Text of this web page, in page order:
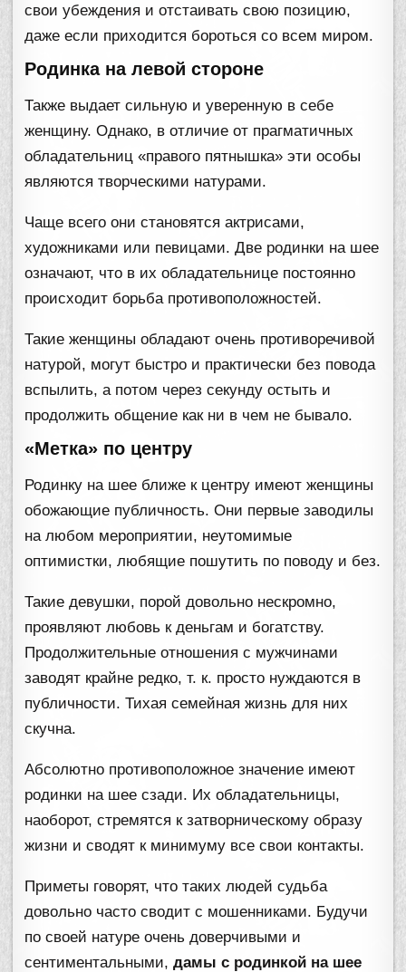
свои убеждения и отстаивать свою позицию,
даже если приходится бороться со всем миром.
Родинка на левой стороне
Также выдает сильную и уверенную в себе
женщину. Однако, в отличие от прагматичных
обладательниц «правого пятнышка» эти особы
являются творческими натурами.
Чаще всего они становятся актрисами,
художниками или певицами. Две родинки на шее
означают, что в их обладательнице постоянно
происходит борьба противоположностей.
Такие женщины обладают очень противоречивой
натурой, могут быстро и практически без повода
вспылить, а потом через секунду остыть и
продолжить общение как ни в чем не бывало.
«Метка» по центру
Родинку на шее ближе к центру имеют женщины
обожающие публичность. Они первые заводилы
на любом мероприятии, неутомимые
оптимистки, любящие пошутить по поводу и без.
Такие девушки, порой довольно нескромно,
проявляют любовь к деньгам и богатству.
Продолжительные отношения с мужчинами
заводят крайне редко, т. к. просто нуждаются в
публичности. Тихая семейная жизнь для них
скучна.
Абсолютно противоположное значение имеют
родинки на шее сзади. Их обладательницы,
наоборот, стремятся к затворническому образу
жизни и сводят к минимуму все свои контакты.
Приметы говорят, что таких людей судьба
довольно часто сводит с мошенниками. Будучи
по своей натуре очень доверчивыми и
сентиментальными,дамы с родинкой на шее